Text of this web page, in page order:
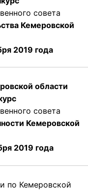
совета
Кемеровской
2019 года
области
совета
Кемеровской
2019 года
по Кемеровской